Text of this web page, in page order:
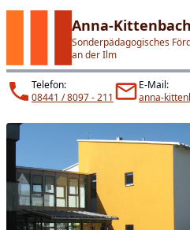
Anna-
Sonderpädagogisches
an der Ilm
Telefon:
08441 / 8097 - 211
E-Mail:
anna-